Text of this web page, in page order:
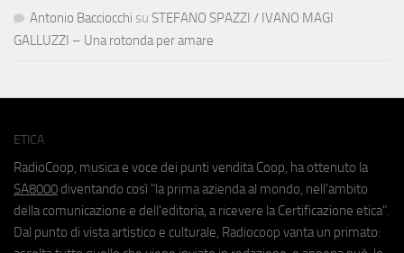
Antonio Bacciocchi su STEFANO SPAZZI / IVANO MAGI
GALLUZZI – Una rotonda per amare
ETICA
RadioCoop, musica e voce dei punti vendita Coop, ha ottenuto la
SA8000 diventando così "la prima azienda al mondo, nell'ambito
della comunicazione e dell'editoria, a ricevere la Certificazione etica".
Dal punto di vista artistico e culturale, Radiocoop vanta un primato: